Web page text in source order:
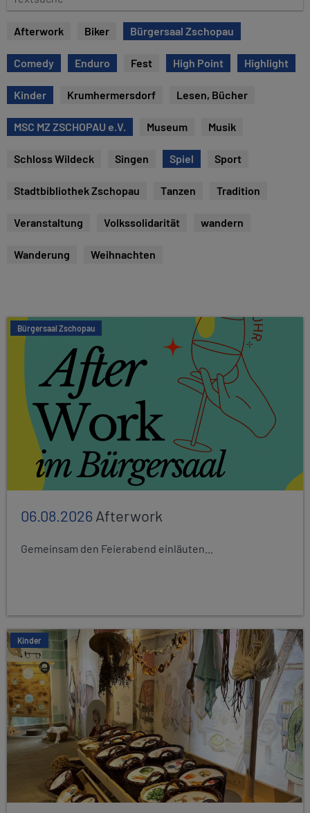
e
s
u
c
e
Afterwork Biker Bürgersaal Zschopau
Comedy Enduro Fest High Point Highlight
Kinder Krumhermersdorf Lesen, Bücher
MSC MZ ZSCHOPAU e.V. Museum Musik
Schloss Wildeck Singen Spiel Sport
Stadtbibliothek Zschopau Tanzen Tradition
Veranstaltung Volkssolidarität wandern
Wanderung Weihnachten
Bürgersaal Zschopau
06.08.2026Afterwork
Gemeinsam den Feierabend einläuten...
Kinder